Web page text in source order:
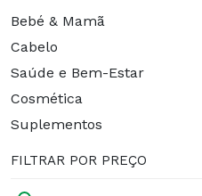
Bebé & Mamã
Cabelo
Saúde e Bem-Estar
Cosmética
Suplementos
FILTRAR POR PREÇO